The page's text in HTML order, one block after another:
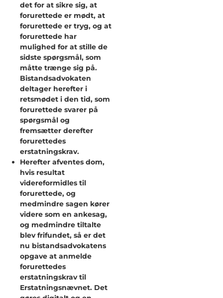
det for at sikre sig, at
forurettede er mødt, at
forurettede er tryg, og at
forurettede har
mulighed for at stille de
sidste spørgsmål, som
måtte trænge sig på.
Bistandsadvokaten
deltager herefter i
retsmødet i den tid, som
forurettede svarer på
spørgsmål og
fremsætter derefter
forurettedes
erstatningskrav.
Herefter afventes dom,
hvis resultat
videreformidles til
forurettede, og
medmindre sagen kører
videre som en ankesag,
og medmindre tiltalte
blev frifundet, så er det
nu bistandsadvokatens
opgave at anmelde
forurettedes
erstatningskrav til
Erstatningsnævnet. Det